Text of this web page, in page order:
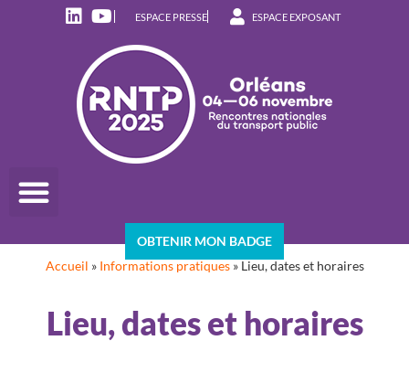
ESPACE PRESSE ESPACE EXPOSANT
OBTENIR MON BADGE
Accueil » Informations pratiques» Lieu, dates et horaires
Lieu, dates et horaires